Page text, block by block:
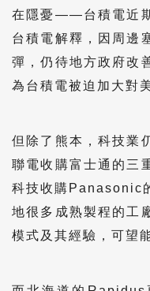
在隱憂——台積電近
台積電解釋，因周邊
彈，仍待地方政府改
為台積電被迫加大對
但除了熊本，科技業
聯電收購富士通的三
科技收購Panasonic
地很多成熟製程的工
模式及其經驗，可望